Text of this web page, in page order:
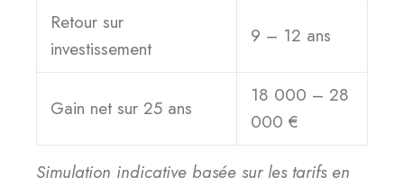
Retour sur
investissement
9 – 12 ans
Gain net sur 25 ans
18 000 – 28
000 €
Simulation indicative basée sur les tarifs en